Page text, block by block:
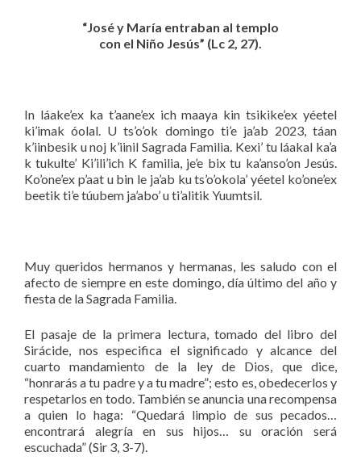
“José y María entraban al templo
con el Niño Jesús” (Lc 2, 27).
In láake’ex ka t’aane’ex ich maaya kin tsikike’ex yéetel
ki’imak óolal. U ts’o’ok domingo ti’e ja’ab 2023, táan
k’iinbesik u noj k’iinil Sagrada Familia. Kexi’ tu láakal ka’a
k tukulte’ Ki’ili’ich K familia, je’e bix tu ka’anso’on Jesús.
Ko’one’ex p’aat u bin le ja’ab ku ts’o’okola’ yéetel ko’one’ex
beetik ti’e túubem ja’abo’ u ti’alitik Yuumtsil.
Muy queridos hermanos y hermanas, les saludo con el
afecto de siempre en este domingo, día último del año y
fiesta de la Sagrada Familia.
El pasaje de la primera lectura, tomado del libro del
Sirácide, nos especifica el significado y alcance del
cuarto mandamiento de la ley de Dios, que dice,
“honrarás a tu padre y a tu madre”; esto es, obedecerlos y
respetarlos en todo. También se anuncia una recompensa
a quien lo haga: “Quedará limpio de sus pecados…
encontrará alegría en sus hijos… su oración será
escuchada” (Sir 3, 3-7).